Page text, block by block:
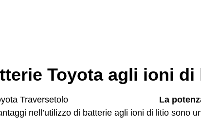
Toyota agli ioni di
La
nell’utilizzo di batterie agli ioni di litio sono